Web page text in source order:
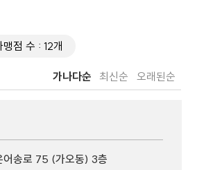
맹점 수 : 12개
가나다순 최신순 오래된순
어송로 75 (가오동) 3층